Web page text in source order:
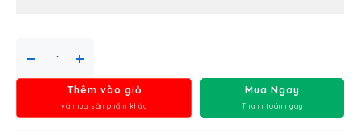
Thêm vào giỏ
và mua sản phẩm khác
Mua Ngay
Thanh toán ngay